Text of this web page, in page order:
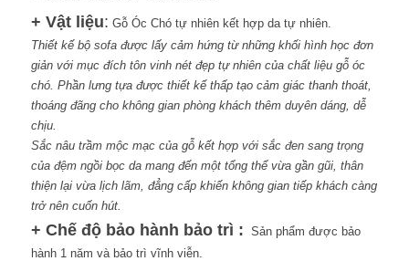
+ Vật liệu: Gỗ Óc Chó tự nhiên kết hợp da tự nhiên.
Thiết kế bộ sofa được lấy cảm hứng từ những khối hình học đơn
giản với mục đích tôn vinh nét đẹp tự nhiên của chất liệu gỗ óc
chó. Phần lưng tựa được thiết kế thấp tạo cảm giác thanh thoát,
thoáng đãng cho không gian phòng khách thêm duyên dáng, dễ
chịu.
Sắc nâu trầm mộc mạc của gỗ kết hợp với sắc đen sang trọng
của đệm ngồi bọc da mang đến một tổng thể vừa gần gũi, thân
thiện lại vừa lịch lãm, đẳng cấp khiến không gian tiếp khách càng
trở nên cuốn hút.
+ Chế độ bảo hành bảo trì : Sản phẩm được bảo
hành 1 năm và bảo trì vĩnh viễn.